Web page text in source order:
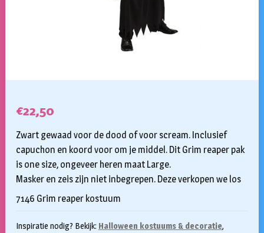
€22,50
Zwart gewaad voor de dood of voor scream. Inclusief
capuchon en koord voor om je middel. Dit Grim reaper pak
is one size, ongeveer heren maat Large.
Masker en zeis zijn niet inbegrepen. Deze verkopen we los
7146 Grim reaper kostuum
Inspiratie nodig? Bekijk: Halloween kostuums & decoratie,